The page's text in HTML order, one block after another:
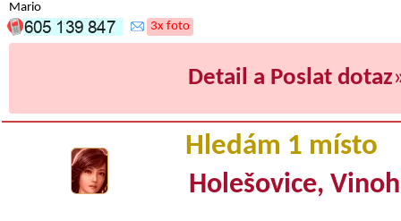
Mario
3x foto
Detail a Poslat dotaz
Hledám 1 místo
Holešovice,